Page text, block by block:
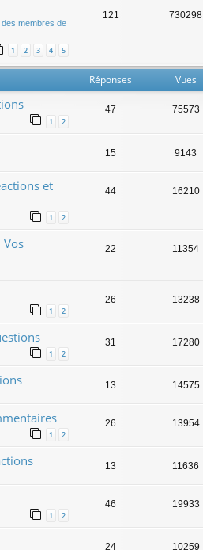
membres de
1 2 3 4 5
121 730298
Réponses Vues
1 2
47 75573
15 9143
et
1 2
44 16210
Vos
22 11354
1 2
26 13238
1 2
31 17280
13 14575
1 2
26 13954
13 11636
1 2
46 19933
24 10259